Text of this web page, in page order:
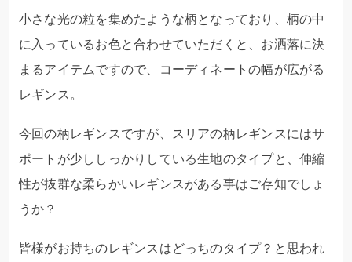
小さな光の粒を集めたような柄となっており、柄の中
に入っているお色と合わせていただくと、お洒落に決
まるアイテムですので、コーディネートの幅が広がる
レギンス。
今回の柄レギンスですが、スリアの柄レギンスにはサ
ポートが少ししっかりしている生地のタイプと、伸縮
性が抜群な柔らかいレギンスがある事はご存知でしょ
うか？
皆様がお持ちのレギンスはどっちのタイプ？と思われ